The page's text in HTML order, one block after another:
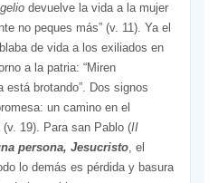
devuelve la vida a la mujer
no peques más” (v. 11). Ya el
de vida a los exiliados en
a la patria: “Miren
está brotando”. Dos signos
un camino en el
19). Para san Pablo (II
persona, Jesucristo, el
lo demás es pérdida y basura